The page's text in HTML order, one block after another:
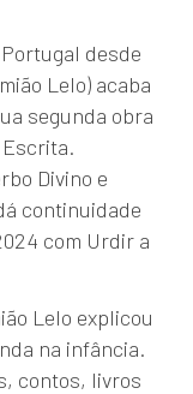
desde
Lelo) acaba
segunda obra
Divino e
continuidade
com Urdir a
Lelo explicou
na infância.
contos, livros